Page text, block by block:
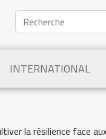
INTERNATIONAL
la résilience face